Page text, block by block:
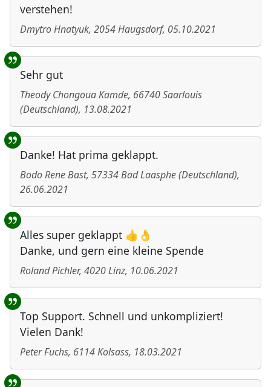
verstehen!
Dmytro Hnatyuk, 2054Haugsdorf, 05.10.2021
Sehr gut
Theody Chongoua Kamde, 66740Saarlouis
(Deutschland), 13.08.2021
Danke! Hat prima geklappt.
Bodo Rene Bast, 57334Bad Laasphe(Deutschland),
26.06.2021
Alles super geklappt 👍👌
Danke, und gern eine kleine Spende
Roland Pichler, 4020Linz, 10.06.2021
Top Support. Schnell und unkompliziert!
Vielen Dank!
Peter Fuchs, 6114Kolsass, 18.03.2021